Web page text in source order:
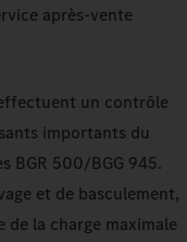
après-vente
un contrôle
importants du
BGR 500/BGG 945.
et de basculement,
la charge maximale